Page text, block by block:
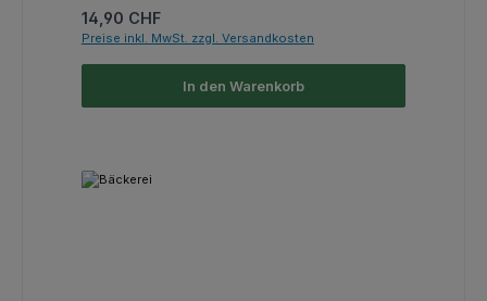
Regulärer Preis:
14,90 CHF
Preise inkl. MwSt. zzgl. Versandkosten
In den Warenkorb